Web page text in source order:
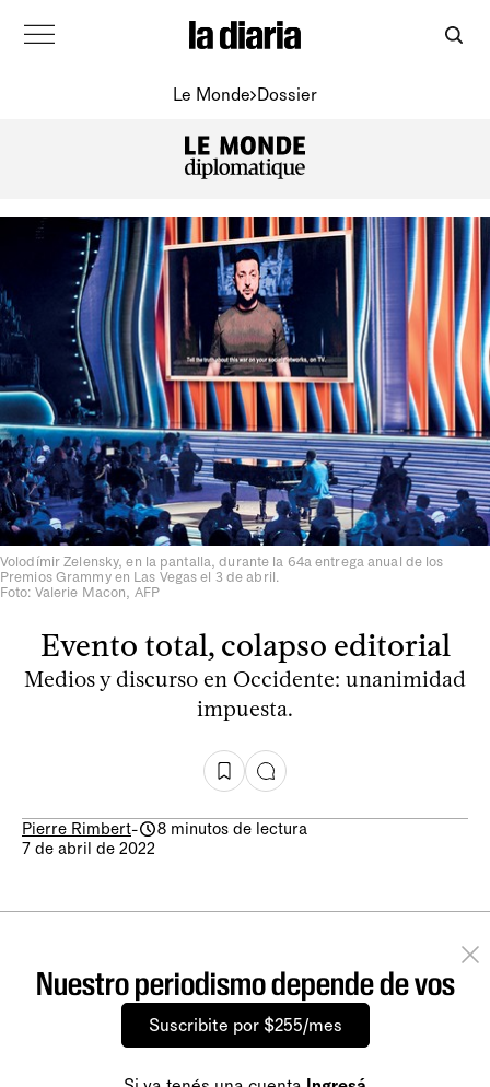
Le Monde Dossier
Volodímir Zelensky, en la pantalla, durante la 64a entrega anual de los
Premios Grammy en Las Vegas el 3 de abril.
Foto: Valerie Macon, AFP
Evento total, colapso editorial
Medios y discurso en Occidente: unanimidad
impuesta.
Pierre Rimbert-
8 minutos de lectura
7 de abril de 2022
Nuestro periodismo depende de vos
Suscribite por $255/mes